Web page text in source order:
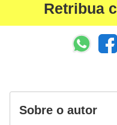
Retribua
Sobre o autor